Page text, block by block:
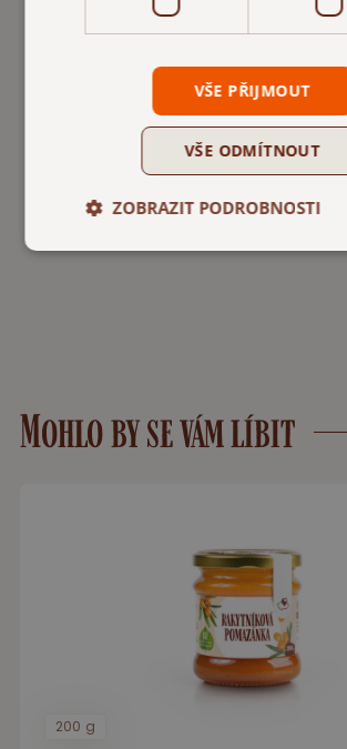
Mohlo by se vám líbit
200 g
VŠE PŘIJMOUT
VŠE ODMÍTNOUT
ZOBRAZIT PODROBNOSTI